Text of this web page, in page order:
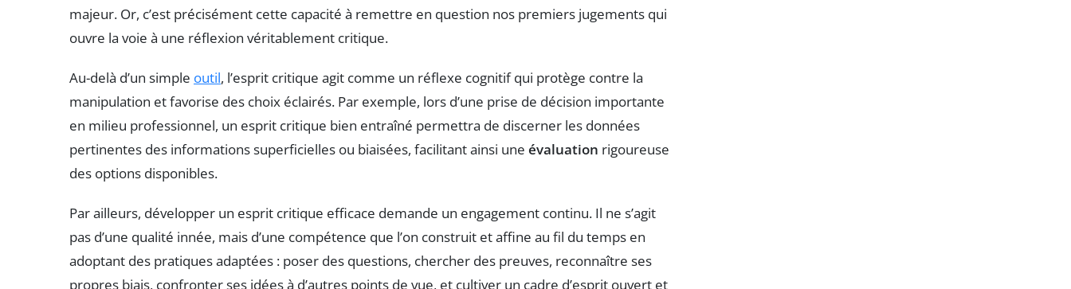
majeur. Or, c’est précisément cette capacité à remettre en question nos premiers jugements qui
ouvre la voie à une réflexion véritablement critique.
Au-delà d’un simple outil, l’esprit critique agit comme un réflexe cognitif qui protège contre la
manipulation et favorise des choix éclairés. Par exemple, lors d’une prise de décision importante
en milieu professionnel, un esprit critique bien entraîné permettra de discerner les données
pertinentes des informations superficielles ou biaisées, facilitant ainsi une évaluation rigoureuse
des options disponibles.
Par ailleurs, développer un esprit critique efficace demande un engagement continu. Il ne s’agit
pas d’une qualité innée, mais d’une compétence que l’on construit et affine au fil du temps en
adoptant des pratiques adaptées : poser des questions, chercher des preuves, reconnaître ses
propres biais, confronter ses idées à d’autres points de vue, et cultiver un cadre d’esprit ouvert et